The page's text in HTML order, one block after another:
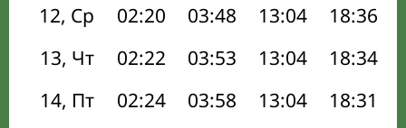
12, Ср
02:20 03:48 13:04 18:36
13, Чт
02:22 03:53 13:04 18:34
14, Пт
02:24 03:58 13:04 18:31